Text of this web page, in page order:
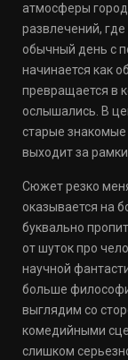
атмосферы
развлечений,
обычный день с
начинается как
превращается в
ослышались. В
старые знакомые
выходит за
Сюжет резко
оказывается на
буквально
от шуток про
научной
больше
выглядим со
комедийными
слишком